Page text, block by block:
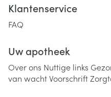
Klantenservice
FAQ
Uw apotheek
Over ons Nuttige links
van wachtVoorschrift